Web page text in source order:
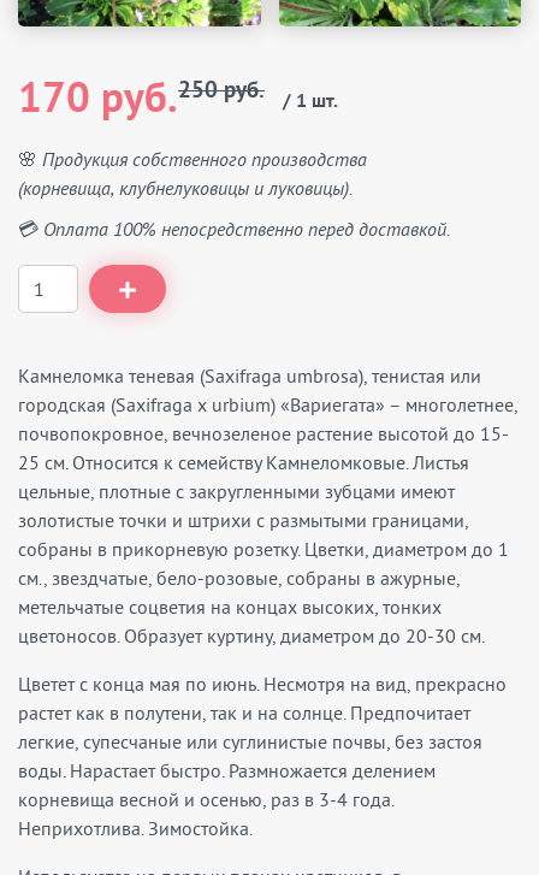
170 руб.250 руб. / 1 шт.
🌸 Продукция собственного производства
(корневища, клубнелуковицы и луковицы).
💳 Оплата 100% непосредственно перед доставкой.
Камнеломка теневая (Saxifraga umbrosa), тенистая или
городская (Saxifraga x urbium) «Вариегата» – многолетнее,
почвопокровное, вечнозеленое растение высотой до 15-
25 см. Относится к семейству Камнеломковые. Листья
цельные, плотные с закругленными зубцами имеют
золотистые точки и штрихи с размытыми границами,
собраны в прикорневую розетку. Цветки, диаметром до 1
см., звездчатые, бело-розовые, собраны в ажурные,
метельчатые соцветия на концах высоких, тонких
цветоносов. Образует куртину, диаметром до 20-30 см.
Цветет с конца мая по июнь. Несмотря на вид, прекрасно
растет как в полутени, так и на солнце. Предпочитает
легкие, супесчаные или суглинистые почвы, без застоя
воды. Нарастает быстро. Размножается делением
корневища весной и осенью, раз в 3-4 года.
Неприхотлива. Зимостойка.